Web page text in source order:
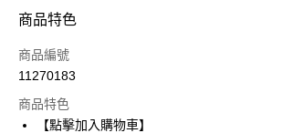
付款方式
信用卡一次付款
3 期 0 利率 每期
商品特色
商品編號
11270183
商品特色
【點擊加入購物車】